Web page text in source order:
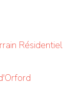
Résidentiel